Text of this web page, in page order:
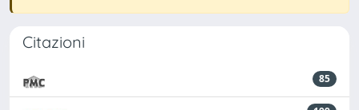
Citazioni
85